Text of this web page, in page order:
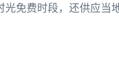
光免费时段，还供应当